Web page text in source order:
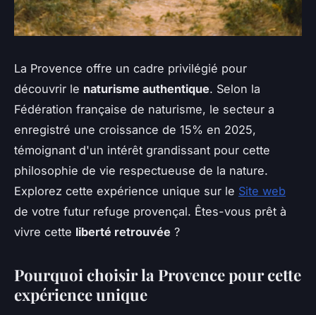
La Provence offre un cadre privilégié pour
découvrir le naturisme authentique. Selon la
Fédération française de naturisme, le secteur a
enregistré une croissance de 15% en 2025,
témoignant d'un intérêt grandissant pour cette
philosophie de vie respectueuse de la nature.
Explorez cette expérience unique sur le Site web
de votre futur refuge provençal. Êtes-vous prêt à
vivre cette liberté retrouvée ?
Pourquoi choisir la Provence pour cette
expérience unique